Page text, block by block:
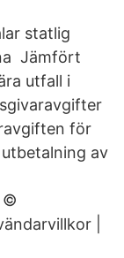
statlig
Jämfört
utfall i
för
av
©
|